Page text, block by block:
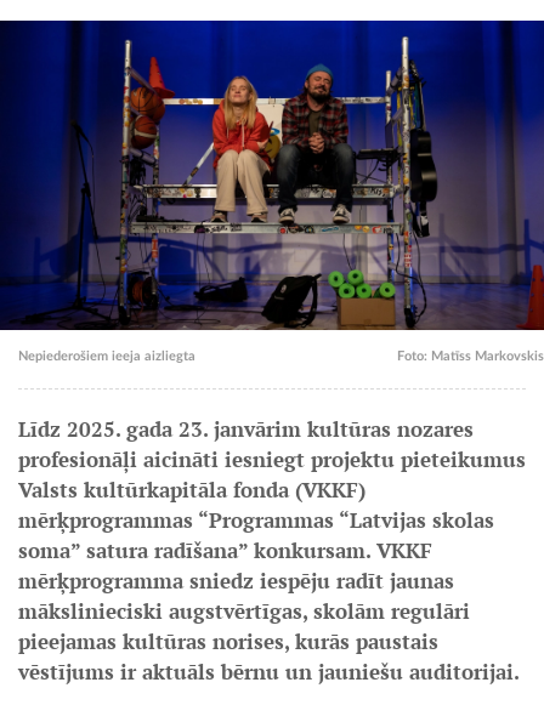
Nepiederošiem ieeja aizliegta Foto: Matīss Markovskis
Līdz 2025. gada 23. janvārim kultūras nozares
profesionāļi aicināti iesniegt projektu pieteikumus
Valsts kultūrkapitāla fonda (VKKF)
mērķprogrammas “Programmas “Latvijas skolas
soma” satura radīšana” konkursam. VKKF
mērķprogramma sniedz iespēju radīt jaunas
mākslinieciski augstvērtīgas, skolām regulāri
pieejamas kultūras norises, kurās paustais
vēstījums ir aktuāls bērnu un jauniešu auditorijai.